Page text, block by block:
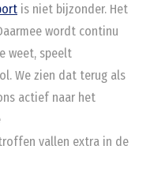
is niet bijzonder. Het
wordt continu
weet, speelt
We zien dat terug als
actief naar het
vallen extra in de